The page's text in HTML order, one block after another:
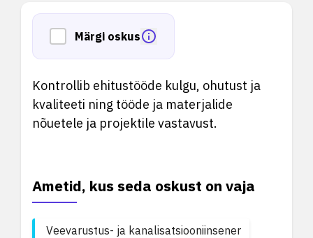
Märgi oskus
Kontrollib ehitustööde kulgu, ohutust ja
kvaliteeti ning tööde ja materjalide
nõuetele ja projektile vastavust.
Ametid, kus seda oskust on vaja
Veevarustus- ja kanalisatsiooniinsener